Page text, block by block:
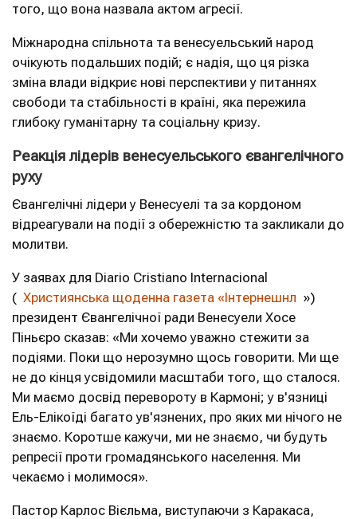
того, що вона назвала актом агресії.
Міжнародна спільнота та венесуельський народ
очікують подальших подій; є надія, що ця різка
зміна влади відкриє нові перспективи у питаннях
свободи та стабільності в країні, яка пережила
глибоку гуманітарну та соціальну кризу.
Реакція лідерів венесуельського євангелічного
руху
Євангелічні лідери у Венесуелі та за кордоном
відреагували на події з обережністю та закликали до
молитви.
У заявах для Diario Cristiano Internacional
( Християнська щоденна газета «Інтернешнл »)
президент Євангелічної ради Венесуели Хосе
Піньєро сказав: «Ми хочемо уважно стежити за
подіями. Поки що нерозумно щось говорити. Ми ще
не до кінця усвідомили масштаби того, що сталося.
Ми маємо досвід перевороту в Кармоні; у в'язниці
Ель-Елікоїді багато ув'язнених, про яких ми нічого не
знаємо. Коротше кажучи, ми не знаємо, чи будуть
репресії проти громадянського населення. Ми
чекаємо і молимося».
Пастор Карлос Вієльма, виступаючи з Каракаса,